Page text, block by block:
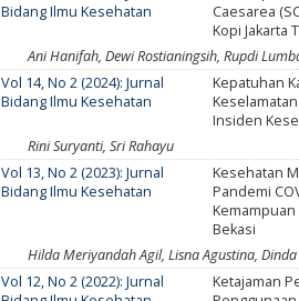
Bidang Ilmu Kesehatan
Caesarea
Kopi Jakarta
Ani Hanifah, Dewi Rostianingsih, Rupdi
Vol 14, No 2 (2024): Jurnal
Bidang Ilmu Kesehatan
Kepatuhan
Insiden
Rini Suryanti, Sri Rahayu
Vol 13, No 2 (2023): Jurnal
Bidang Ilmu Kesehatan
Kesehatan
Pandemi
Kemampuan
Bekasi
Hilda Meriyandah Agil, Lisna Agustina,
Vol 12, No 2 (2022): Jurnal
Ketajaman